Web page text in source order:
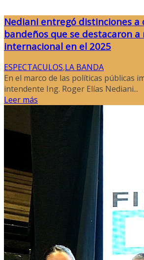
Nediani entregó distinciones
bandeños que se destacaron a
internacional en el 2025
ESPECTACULOS,LA BANDA
En el marco de las políticas públicas
intendente Ing. Roger Elías Nediani...
Leer más